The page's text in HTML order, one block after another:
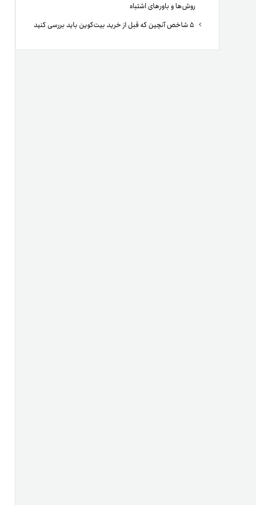
روش‌ها و باورهای اشتباه